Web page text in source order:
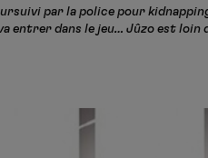
par la police pour
entrer dans le jeu… Jûzo est